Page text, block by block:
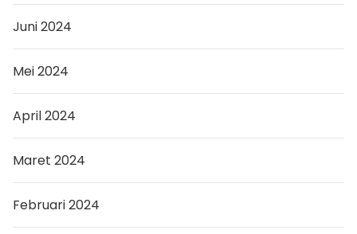
Juni 2024
Mei 2024
April 2024
Maret 2024
Februari 2024